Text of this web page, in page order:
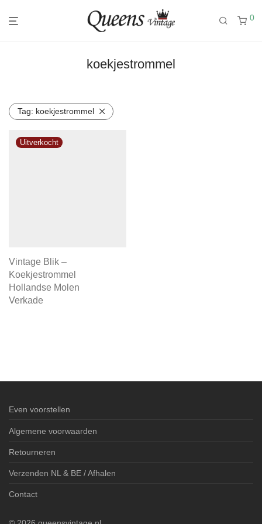
0
koekjestrommel
Tag: koekjestrommel
Vintage Blik –
Koekjestrommel
Hollandse Molen
Verkade
Even voorstellen
Algemene voorwaarden
Retourneren
Verzenden NL & BE / Afhalen
Contact